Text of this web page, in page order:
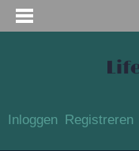
Inloggen Registreren